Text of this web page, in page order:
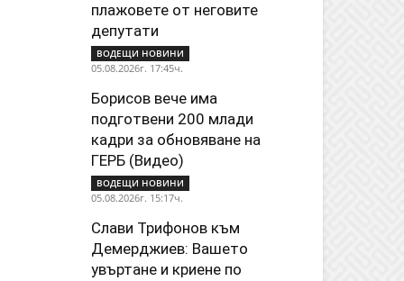
плажoвете от неговите
депутати
ВОДЕЩИ НОВИНИ
05.08.2026г. 17:45ч.
Борисов вече има
подготвени 200 млади
кадри за обновяване на
ГЕРБ (Видео)
ВОДЕЩИ НОВИНИ
05.08.2026г. 15:17ч.
Слави Трифонов към
Демерджиев: Вашето
увъртане и криене по